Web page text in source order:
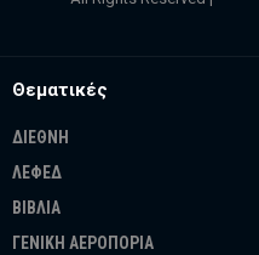
Θεματικές
ΔΙΕΘΝΗ
ΛΕΦΕΔ
ΒΙΒΛΙΑ
ΓΕΝΙΚΗ ΑΕΡΟΠΟΡΙΑ